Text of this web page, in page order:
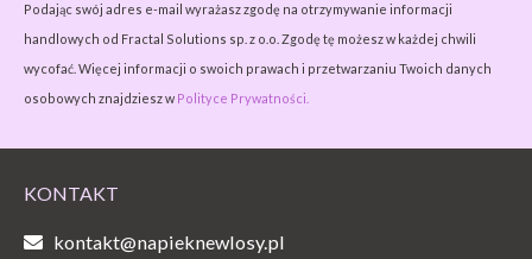
Podając swój adres e-mail wyrażasz zgodę na otrzymywanie informacji
handlowych od Fractal Solutions sp. z o.o. Zgodę tę możesz w każdej chwili
wycofać. Więcej informacji o swoich prawach i przetwarzaniu Twoich danych
osobowych znajdziesz w Polityce Prywatności.
KONTAKT
kontakt@napieknewlosy.pl